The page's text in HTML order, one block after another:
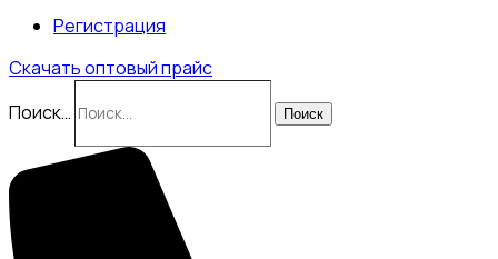
Регистрация
Скачать оптовый прайс
Поиск…
Поиск